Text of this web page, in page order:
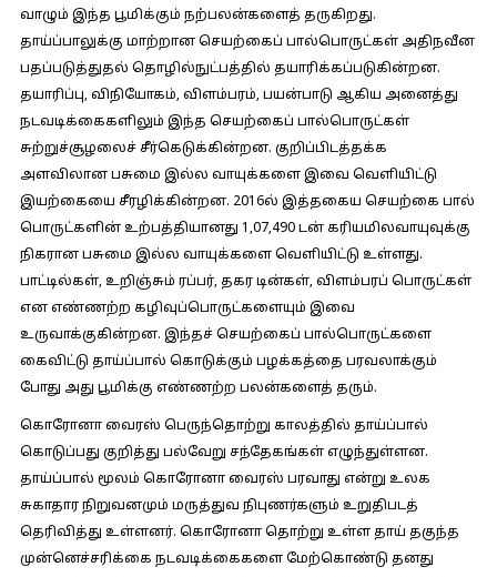
வாழும் இந்த பூமிக்கும் நற்பலன்களைத் தருகிறது.
தாய்ப்பாலுக்கு மாற்றான செயற்கைப் பால்பொருட்கள் அதிநவீன
பதப்படுத்துதல் தொழில்நுட்பத்தில் தயாரிக்கப்படுகின்றன.
தயாரிப்பு, விநியோகம், விளம்பரம், பயன்பாடு ஆகிய அனைத்து
நடவடிக்கைகளிலும் இந்த செயற்கைப் பால்பொருட்கள்
சுற்றுச்சூழலைச் சீர்கெடுக்கின்றன. குறிப்பிடத்தக்க
அளவிலான பசுமை இல்ல வாயுக்களை இவை வெளியிட்டு
இயற்கையை சீரழிக்கின்றன. 2016ல் இத்தகைய செயற்கை பால்
பொருட்களின் உற்பத்தியானது 1,07,490 டன் கரியமிலவாயுவுக்கு
நிகரான பசுமை இல்ல வாயுக்களை வெளியிட்டு உள்ளது.
பாட்டில்கள், உறிஞ்சும் ரப்பர், தகர டின்கள், விளம்பரப் பொருட்கள்
என எண்ணற்ற கழிவுப்பொருட்களையும் இவை
உருவாக்குகின்றன. இந்தச் செயற்கைப் பால்பொருட்களை
கைவிட்டு தாய்ப்பால் கொடுக்கும் பழக்கத்தை பரவலாக்கும்
போது அது பூமிக்கு எண்ணற்ற பலன்களைத் தரும்.
கொரோனா வைரஸ் பெருந்தொற்று காலத்தில் தாய்ப்பால்
கொடுப்பது குறித்து பல்வேறு சந்தேகங்கள் எழுந்துள்ளன.
தாய்ப்பால் மூலம் கொரோனா வைரஸ் பரவாது என்று உலக
சுகாதார நிறுவனமும் மருத்துவ நிபுணர்களும் உறுதிபடத்
தெரிவித்து உள்ளனர். கொரோனா தொற்று உள்ள தாய் தகுந்த
முன்னெச்சரிக்கை நடவடிக்கைகளை மேற்கொண்டு தனது